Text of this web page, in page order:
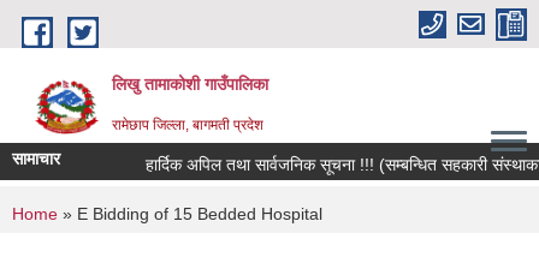
Skip to main content
लिखु तामाकोशी गाउँपालिका
रामेछाप जिल्ला, बागमती प्रदेश
सामाचार हार्दिक अपिल तथा सार्वजनिक सूचना !!! (सम्बन्धित सहकारी संस्थाका
You are here
Home » E Bidding of 15 Bedded Hospital